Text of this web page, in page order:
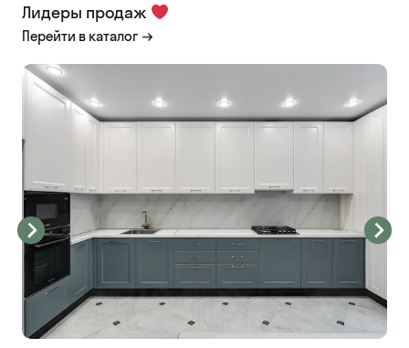
Лидеры продаж
Перейти в каталог